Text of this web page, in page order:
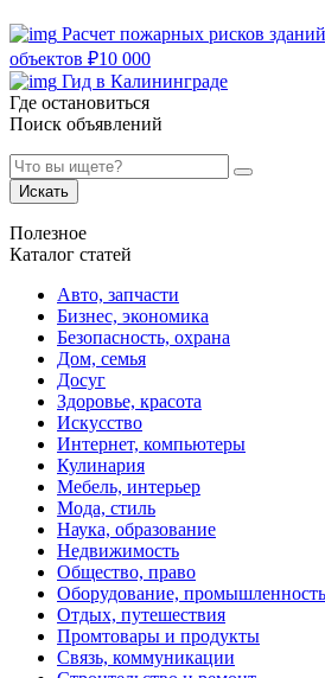
Расчет пожарных рисков
объектов ₽10 000
Гид в Калининграде
Где остановиться
Поиск объявлений
Искать
Полезное
Каталог статей
Авто, запчасти
Бизнес, экономика
Безопасность, охрана
Дом, семья
Досуг
Здоровье, красота
Искусство
Интернет, компьютеры
Кулинария
Мебель, интерьер
Мода, стиль
Наука, образование
Недвижимость
Общество, право
Оборудование, промышленность
Отдых, путешествия
Промтовары и продукты
Связь, коммуникации